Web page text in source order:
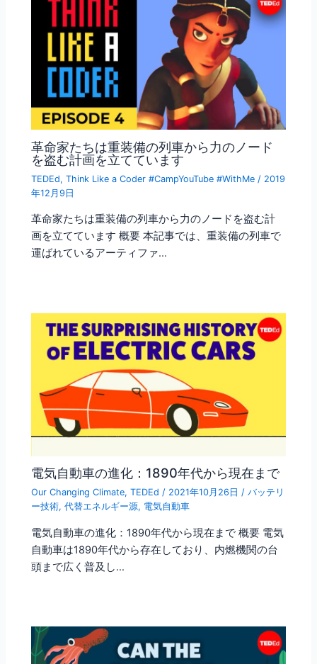
革命家たちは重装備の列車から力のノード
を盗む計画を立てています
TEDEd,Think Like a Coder #CampYouTube #WithMe / 2019
年12月9日
革命家たちは重装備の列車から力のノードを盗む計
画を立てています 概要 本記事では、重装備の列車で
運ばれているアーティファ…
電気自動車の進化：1890年代から現在まで
Our Changing Climate,TEDEd / 2021年10月26日/バッテリ
ー技術,代替エネルギー源, 電気自動車
電気自動車の進化：1890年代から現在まで 概要 電気
自動車は1890年代から存在しており、内燃機関の台
頭まで広く普及し…